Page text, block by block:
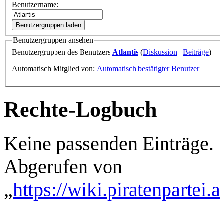
Benutzername:
Benutzergruppen laden
Benutzergruppen ansehen
Benutzergruppen des Benutzers Atlantis (Diskussion | Beiträge)
Automatisch Mitglied von: Automatisch bestätigter Benutzer
Rechte-Logbuch
Keine passenden Einträge.
Abgerufen von
„https://